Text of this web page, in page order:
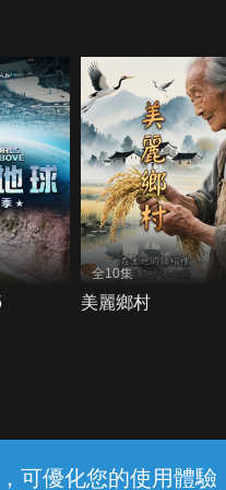
可優化您的使用體
全10集
美麗鄉村
線上客服